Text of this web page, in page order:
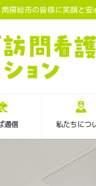
房総市の皆様に笑顔と安
通信 私たちにつ